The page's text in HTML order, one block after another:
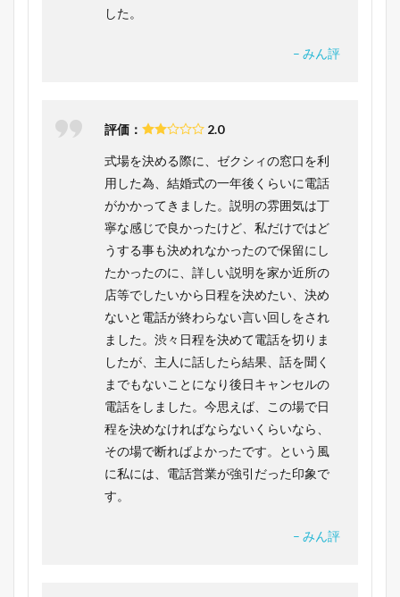
した。
– みん評
評価： 2.0
式場を決める際に、ゼクシィの窓口を利
用した為、結婚式の一年後くらいに電話
がかかってきました。説明の雰囲気は丁
寧な感じで良かったけど、私だけではど
うする事も決めれなかったので保留にし
たかったのに、詳しい説明を家か近所の
店等でしたいから日程を決めたい、決め
ないと電話が終わらない言い回しをされ
ました。渋々日程を決めて電話を切りま
したが、主人に話したら結果、話を聞く
までもないことになり後日キャンセルの
電話をしました。今思えば、この場で日
程を決めなければならないくらいなら、
その場で断ればよかったです。という風
に私には、電話営業が強引だった印象で
す。
– みん評